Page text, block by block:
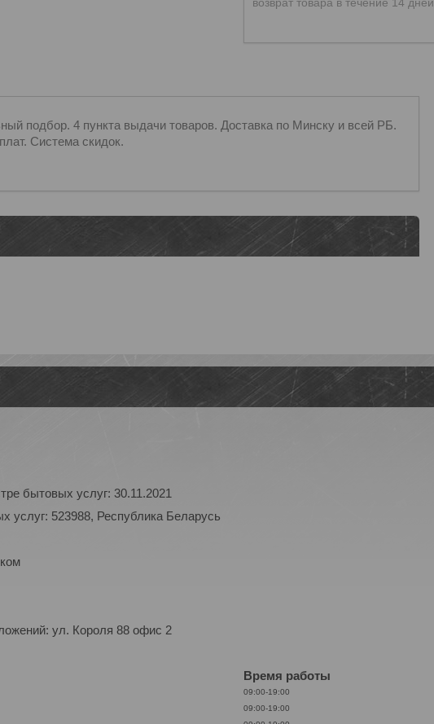
подбор. 4 пункта выдачи товаров. Доставка по Минску и всей РБ.
Система скидок.
бытовых услуг: 30.11.2021
услуг: 523988, Республика Беларусь
ул. Короля 88 офис 2
Время работы
09:00-19:00
09:00-19:00